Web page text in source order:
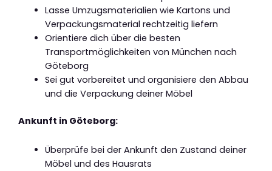
Lasse Umzugsmaterialien wie Kartons und
Verpackungsmaterial rechtzeitig liefern
Orientiere dich über die besten
Transportmöglichkeiten von München nach
Göteborg
Sei gut vorbereitet und organisiere den Abbau
und die Verpackung deiner Möbel
Ankunft in Göteborg:
Überprüfe bei der Ankunft den Zustand deiner
Möbel und des Hausrats